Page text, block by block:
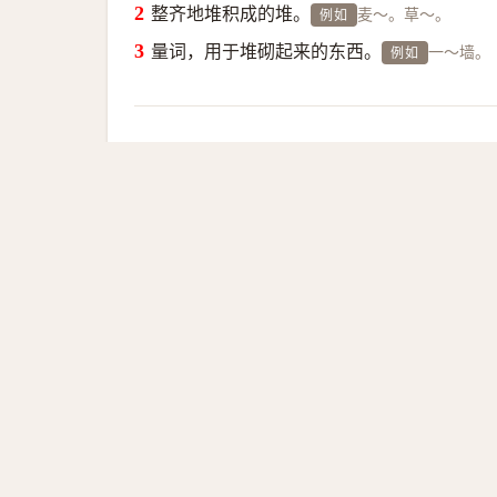
整齐地堆积成的堆。 例如 麦～。草～。
量词，用于堆砌起来的东西。 例如 一～墙。